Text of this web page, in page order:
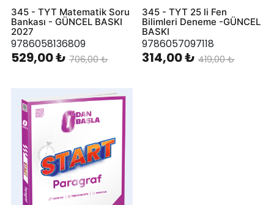
345 - TYT Matematik Soru
Bankası - GÜNCEL BASKI
2027
9786058136809
529,00 ₺ 706,00 ₺
345 - TYT 25 li Fen
Bilimleri Deneme -GÜNCEL
BASKI
9786057097118
314,00 ₺ 419,00 ₺